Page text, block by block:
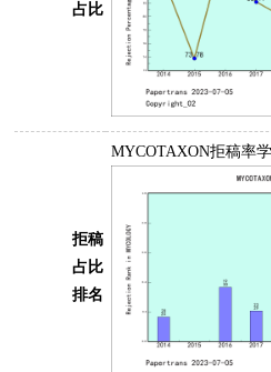
占比
拒稿
占比
排名
MYCOTAXON拒稿率